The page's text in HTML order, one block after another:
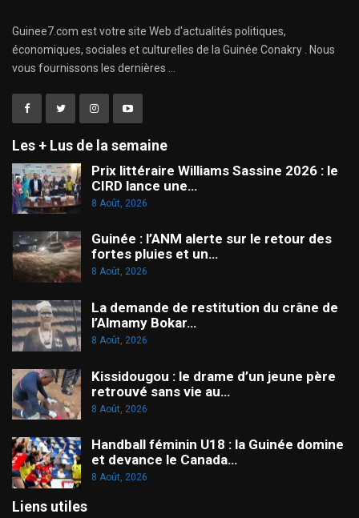
Guinee7.com est votre site Web d'actualités politiques,
économiques, sociales et culturelles de la Guinée Conakry . Nous
vous fournissons les dernières ...
Les + Lus de la semaine
Prix littéraire Williams Sassine 2026 : le
CIRD lance une…
8 Août, 2026
Guinée : l’ANM alerte sur le retour des
fortes pluies et un…
8 Août, 2026
La demande de restitution du crâne de
l’Almamy Bokar…
8 Août, 2026
Kissidougou : le drame d’un jeune père
retrouvé sans vie au…
8 Août, 2026
Handball féminin U18 : la Guinée domine
et devance le Canada…
8 Août, 2026
Liens utiles